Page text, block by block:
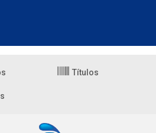
Títulos